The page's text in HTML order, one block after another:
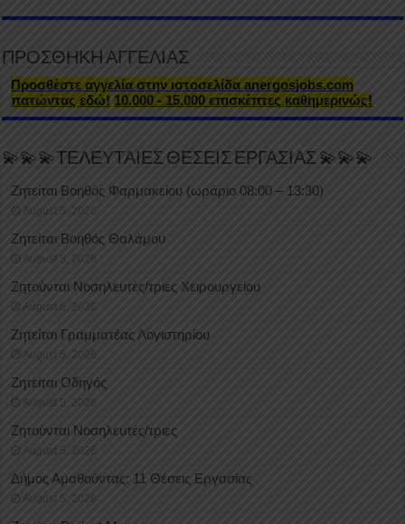
ΠΡΟΣΘΗΚΗ ΑΓΓΕΛΙΑΣ
Προσθέστε αγγελία στην ιστοσελίδα anergosjobs.com
πατώντας εδώ! 10.000 - 15.000 επισκέπτες καθημερινώς!
💫💫💫ΤΕΛΕΥΤΑΙΕΣ ΘΕΣΕΙΣ ΕΡΓΑΣΙΑΣ 💫💫💫
Ζητείται Βοηθός Φαρμακείου (ωράριο 08:00 – 13:30)
August 5, 2026
Ζητείται Βοηθός Θαλάμου
August 5, 2026
Ζητούνται Νοσηλευτές/τριες Χειρουργείου
August 5, 2026
Ζητείται Γραμματέας Λογιστηρίου
August 5, 2026
Ζητείται Οδηγός
August 5, 2026
Ζητούνται Νοσηλευτές/τριες
August 5, 2026
Δήμος Αμαθούντας: 11 Θέσεις Εργασίας
August 5, 2026